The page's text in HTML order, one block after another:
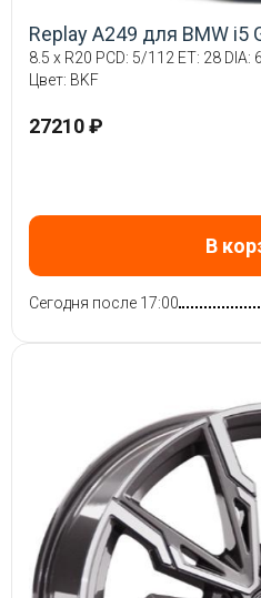
Replay A249 для BMW i5
8.5 x R20 PCD: 5/112 ET: 28 DIA:
Цвет: BKF
27210 ₽
В
Сегодня после 17:00